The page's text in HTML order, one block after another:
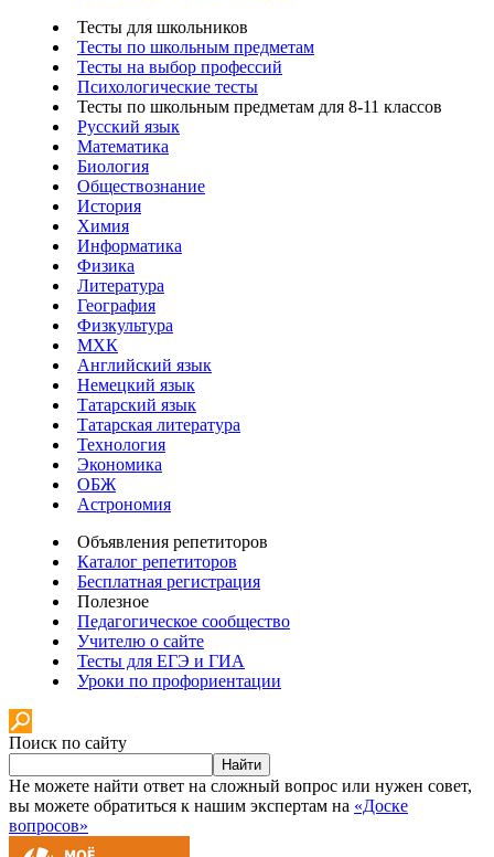
Тесты для школьников
Тесты по школьным предметам
Тесты на выбор профессий
Психологические тесты
Тесты по школьным предметам для 8-11 классов
Русский язык
Математика
Биология
Обществознание
История
Химия
Информатика
Физика
Литература
География
Физкультура
МХК
Английский язык
Немецкий язык
Татарский язык
Татарская литература
Технология
Экономика
ОБЖ
Астрономия
Объявления репетиторов
Каталог репетиторов
Бесплатная регистрация
Полезное
Педагогическое сообщество
Учителю о сайте
Тесты для ЕГЭ и ГИА
Уроки по профориентации
Поиск по сайту
Найти
Не можете найти ответ на сложный вопрос или нужен совет,
вы можете обратиться к нашим экспертам на «Доске
вопросов»